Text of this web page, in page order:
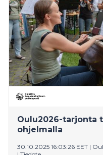
Oulu2026-tarjonta
ohjelmalla
30.10.2025 16:03:26 EET |